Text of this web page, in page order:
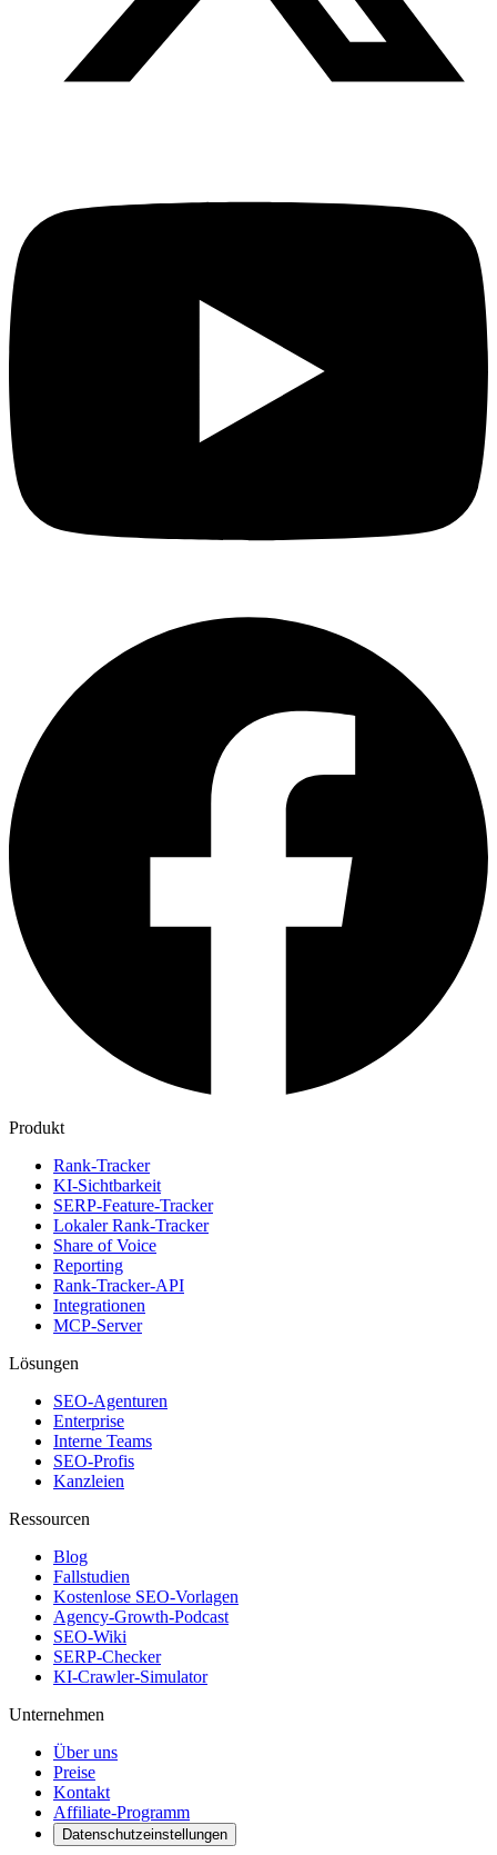
Produkt
Rank-Tracker
KI-Sichtbarkeit
SERP-Feature-Tracker
Lokaler Rank-Tracker
Share of Voice
Reporting
Rank-Tracker-API
Integrationen
MCP-Server
Lösungen
SEO-Agenturen
Enterprise
Interne Teams
SEO-Profis
Kanzleien
Ressourcen
Blog
Fallstudien
Kostenlose SEO-Vorlagen
Agency-Growth-Podcast
SEO-Wiki
SERP-Checker
KI-Crawler-Simulator
Unternehmen
Über uns
Preise
Kontakt
Affiliate-Programm
Datenschutzeinstellungen